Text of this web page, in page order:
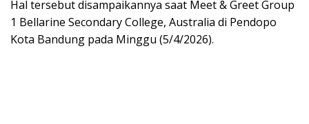
Hal tersebut disampaikannya saat Meet & Greet Group
1 Bellarine Secondary College, Australia di Pendopo
Kota Bandung pada Minggu (5/4/2026).